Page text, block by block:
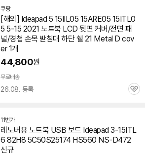
쿠팡
[해외] Ideapad 5 15IIL05 15ARE05 15ITL0
5 5-15 2021 노트북 LCD 뒷면 커버/전면 패
널/경첩 손목 받침대 하단 쉘 21 Metal D cov
er 1개
44,800원
무료배송
26.08. 등록
관
11번가
레노버용 노트북 USB 보드 Ideapad 3-15ITL
6 82H8 5C50S25174 HS560 NS-D472
신규